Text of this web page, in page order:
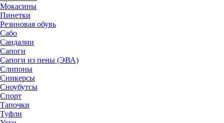
Мокасины
Пинетки
Резиновая обувь
Сабо
Сандалии
Сапоги
Сапоги из пены (ЭВА)
Слипоны
Сникерсы
Сноубутсы
Спорт
Тапочки
Туфли